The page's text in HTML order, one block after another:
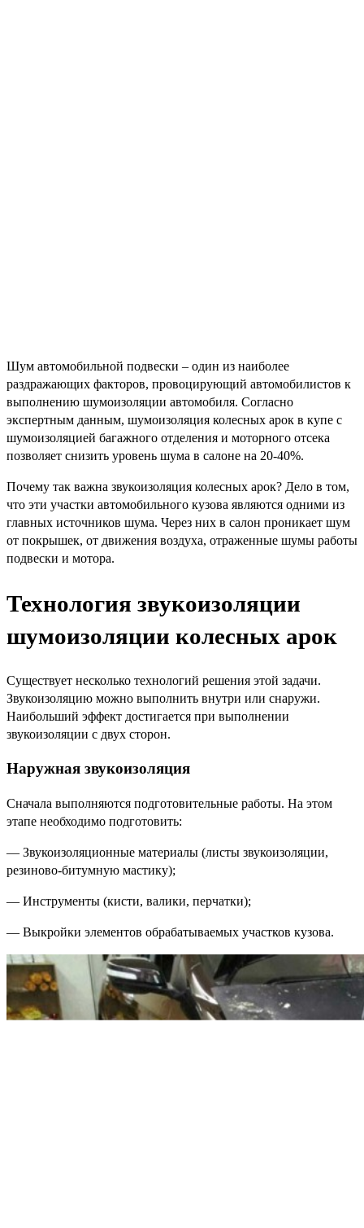
Шум автомобильной подвески – один из наиболее
раздражающих факторов, провоцирующий автомобилистов к
выполнению шумоизоляции автомобиля. Согласно
экспертным данным, шумоизоляция колесных арок в купе с
шумоизоляцией багажного отделения и моторного отсека
позволяет снизить уровень шума в салоне на 20-40%.
Почему так важна звукоизоляция колесных арок? Дело в том,
что эти участки автомобильного кузова являются одними из
главных источников шума. Через них в салон проникает шум
от покрышек, от движения воздуха, отраженные шумы работы
подвески и мотора.
Технология звукоизоляции
шумоизоляции колесных арок
Существует несколько технологий решения этой задачи.
Звукоизоляцию можно выполнить внутри или снаружи.
Наибольший эффект достигается при выполнении
звукоизоляции с двух сторон.
Наружная звукоизоляция
Сначала выполняются подготовительные работы. На этом
этапе необходимо подготовить:
— Звукоизоляционные материалы (листы звукоизоляции,
резиново-битумную мастику);
— Инструменты (кисти, валики, перчатки);
— Выкройки элементов обрабатываемых участков кузова.